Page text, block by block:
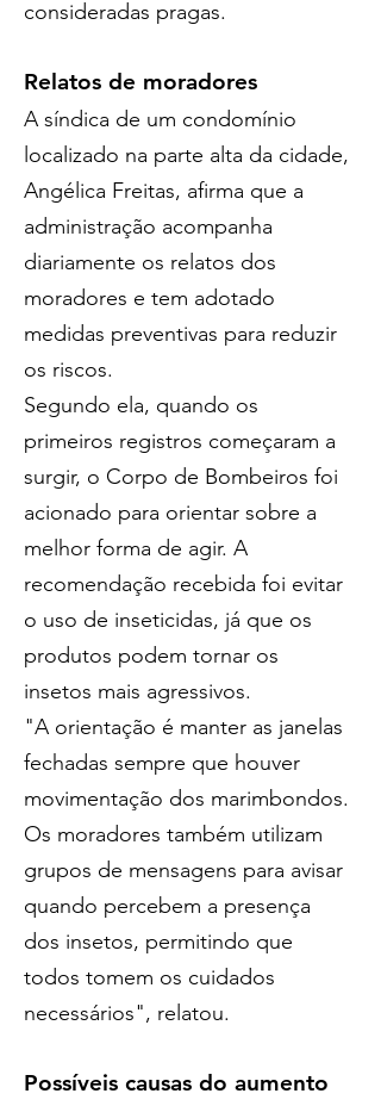
consideradas pragas.
Relatos de moradores
A síndica de um condomínio
localizado na parte alta da cidade,
Angélica Freitas, afirma que a
administração acompanha
diariamente os relatos dos
moradores e tem adotado
medidas preventivas para reduzir
os riscos.
Segundo ela, quando os
primeiros registros começaram a
surgir, o Corpo de Bombeiros foi
acionado para orientar sobre a
melhor forma de agir. A
recomendação recebida foi evitar
o uso de inseticidas, já que os
produtos podem tornar os
insetos mais agressivos.
"A orientação é manter as janelas
fechadas sempre que houver
movimentação dos marimbondos.
Os moradores também utilizam
grupos de mensagens para avisar
quando percebem a presença
dos insetos, permitindo que
todos tomem os cuidados
necessários", relatou.
Possíveis causas do aumento